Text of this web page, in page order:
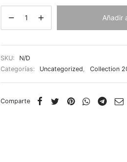
Añadir
SKU:
N/D
Categorías:
Uncategorized, Collection
Comparte